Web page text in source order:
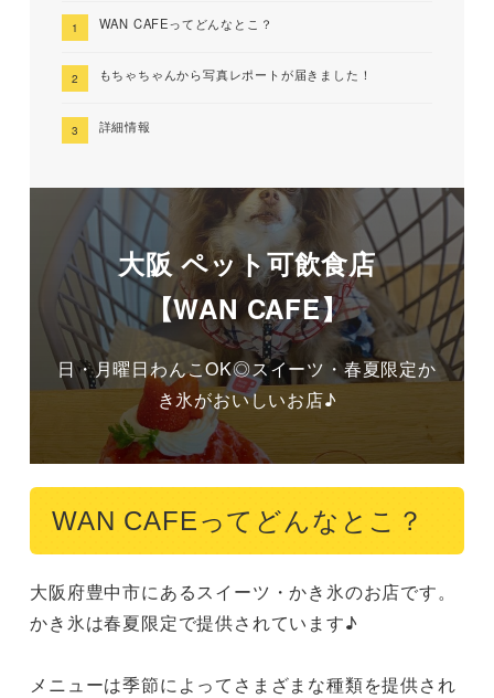
WAN CAFEってどんなとこ？
もちゃちゃんから写真レポートが届きました！
詳細情報
大阪 ペット可飲食店
【WAN CAFE】
日・月曜日わんこOK◎スイーツ・春夏限定か
き氷がおいしいお店♪
WAN CAFEってどんなとこ？
大阪府豊中市にあるスイーツ・かき氷のお店です。
かき氷は春夏限定で提供されています♪
メニューは季節によってさまざまな種類を提供され